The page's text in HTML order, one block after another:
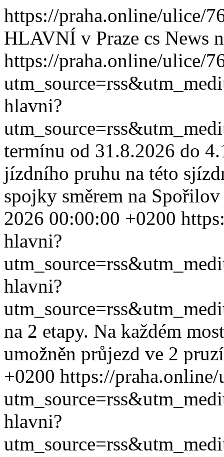
https://praha.online/ulice/
HLAVNÍ v Praze cs News
https://praha.online/ulice/
hlavni?
termínu od 31.8.2026 do
jízdního pruhu na této
spojky směrem na
2026 00:00:00 +0200
hlavni?
hlavni?
na 2 etapy. Na každém
umožněn průjezd ve 2
+0200 https://
hlavni?